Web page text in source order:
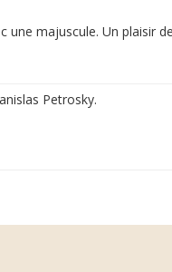
majuscule. Un plaisir
Petrosky.